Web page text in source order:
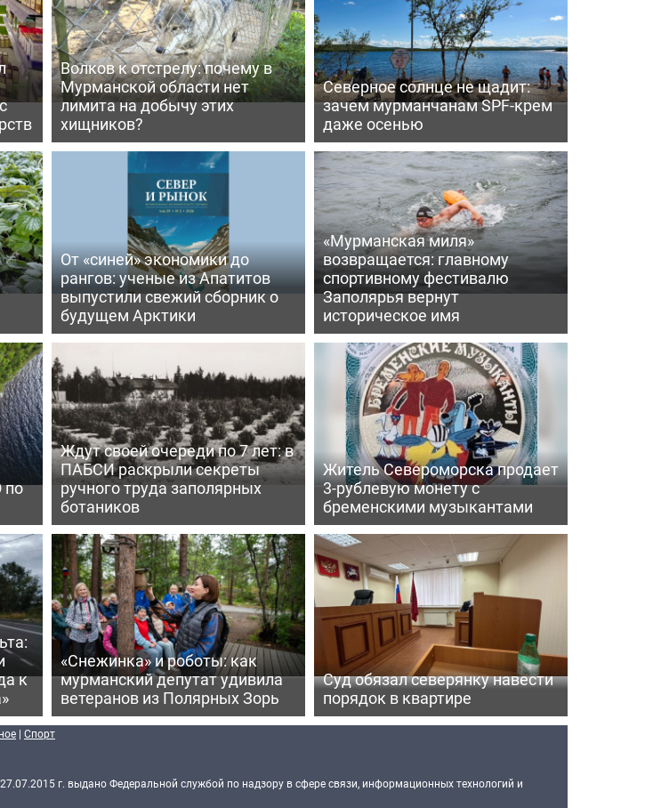
Волков к отстрелу: почему в
Мурманской области нет
лимита на добычу этих
хищников?
Северное солнце не щадит:
зачем мурманчанам SPF-крем
даже осенью
От «синей» экономики до
рангов: ученые из Апатитов
выпустили свежий сборник о
будущем Арктики
«Мурманская миля»
возвращается: главному
спортивному фестивалю
Заполярья вернут
историческое имя
по
Ждут своей очереди по 7 лет: в
ПАБСИ раскрыли секреты
ручного труда заполярных
ботаников
Житель Североморска продает
3-рублевую монету с
бременскими музыкантами
к
«Снежинка» и роботы: как
мурманский депутат удивила
ветеранов из Полярных Зорь
Суд обязал северянку навести
порядок в квартире
| Спорт
г. выдано Федеральной службой по надзору в сфере связи, информационных технологий и